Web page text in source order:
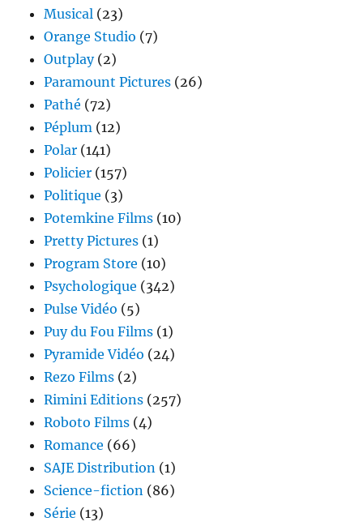
Musical (23)
Orange Studio (7)
Outplay(2)
Paramount Pictures (26)
Pathé (72)
Péplum (12)
Polar (141)
Policier (157)
Politique (3)
Potemkine Films (10)
Pretty Pictures (1)
Program Store (10)
Psychologique (342)
Pulse Vidéo (5)
Puy du Fou Films (1)
Pyramide Vidéo (24)
Rezo Films (2)
Rimini Editions (257)
Roboto Films (4)
Romance (66)
SAJE Distribution (1)
Science-fiction (86)
Série (13)